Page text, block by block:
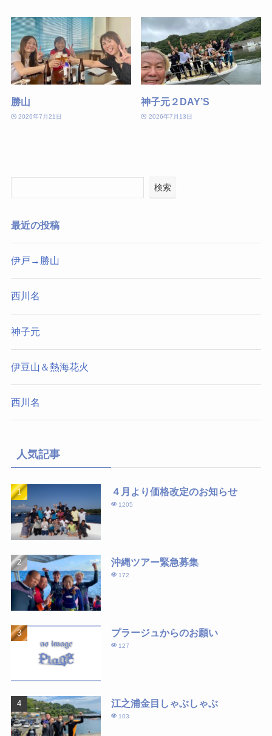
勝山
2026年7月21日
神子元２DAY’S
2026年7月13日
検索
最近の投稿
伊戸→勝山
西川名
神子元
伊豆山＆熱海花火
西川名
人気記事
４月より価格改定のお知らせ
1205
沖縄ツアー緊急募集
172
プラージュからのお願い
127
江之浦金目しゃぶしゃぶ
103